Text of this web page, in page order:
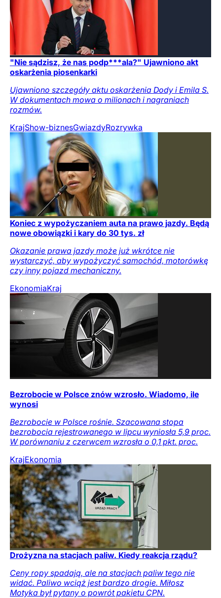
"Nie sądzisz, że nas podp***ala?" Ujawniono akt
oskarżenia piosenkarki
Ujawniono szczegóły aktu oskarżenia Dody i Emila S.
W dokumentach mowa o milionach i nagraniach
rozmów.
KrajShow-biznesGwiazdyRozrywka
Koniec z wypożyczaniem auta na prawo jazdy. Będą
nowe obowiązki i kary do 30 tys. zł
Okazanie prawa jazdy może już wkrótce nie
wystarczyć, aby wypożyczyć samochód, motorówkę
czy inny pojazd mechaniczny.
EkonomiaKraj
Bezrobocie w Polsce znów wzrosło. Wiadomo, ile
wynosi
Bezrobocie w Polsce rośnie. Szacowana stopa
bezrobocia rejestrowanego w lipcu wyniosła 5,9 proc.
W porównaniu z czerwcem wzrosła o 0,1 pkt. proc.
KrajEkonomia
Drożyzna na stacjach paliw. Kiedy reakcja rządu?
Ceny ropy spadają, ale na stacjach paliw tego nie
widać. Paliwo wciąż jest bardzo drogie. Miłosz
Motyka był pytany o powrót pakietu CPN.